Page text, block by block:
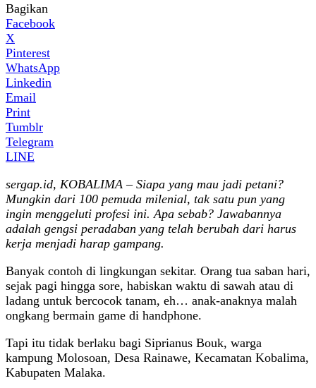
Bagikan
Facebook
X
Pinterest
WhatsApp
Linkedin
Email
Print
Tumblr
Telegram
LINE
sergap.id, KOBALIMA – Siapa yang mau jadi petani?
Mungkin dari 100 pemuda milenial, tak satu pun yang
ingin menggeluti profesi ini. Apa sebab? Jawabannya
adalah gengsi peradaban yang telah berubah dari harus
kerja menjadi harap gampang.
Banyak contoh di lingkungan sekitar. Orang tua saban hari,
sejak pagi hingga sore, habiskan waktu di sawah atau di
ladang untuk bercocok tanam, eh… anak-anaknya malah
ongkang bermain game di handphone.
Tapi itu tidak berlaku bagi Siprianus Bouk, warga
kampung Molosoan, Desa Rainawe, Kecamatan Kobalima,
Kabupaten Malaka.